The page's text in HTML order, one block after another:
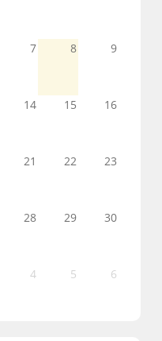
7 8 9
14 15 16
21 22 23
28 29 30
4 5 6